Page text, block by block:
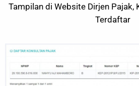
Tampilan di Website Dirjen Pajak,
Terdaftar